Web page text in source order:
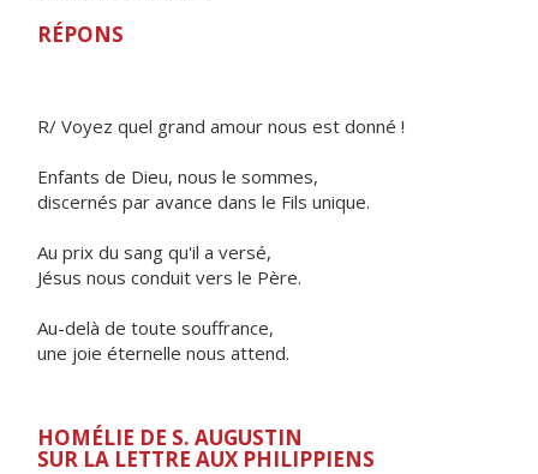
RÉPONS
R/ Voyez quel grand amour nous est donné !
Enfants de Dieu, nous le sommes,
discernés par avance dans le Fils unique.
Au prix du sang qu'il a versé,
Jésus nous conduit vers le Père.
Au-delà de toute souffrance,
une joie éternelle nous attend.
HOMÉLIE DE S. AUGUSTIN
SUR LA LETTRE AUX PHILIPPIENS